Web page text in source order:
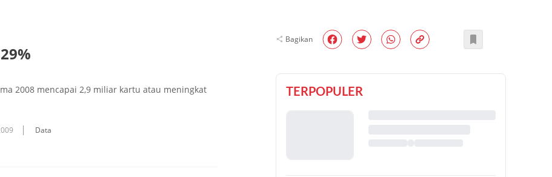
2008 mencapai 2,9 miliar kartu atau meningkat
Data
Bagikan
TERPOPULER